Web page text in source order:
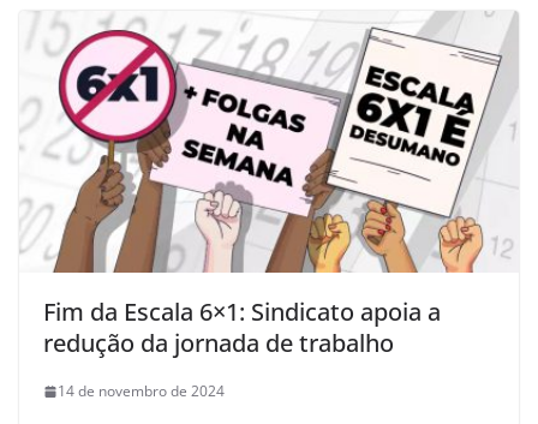
Fim da Escala 6×1: Sindicato apoia a
redução da jornada de trabalho
14 de novembro de 2024